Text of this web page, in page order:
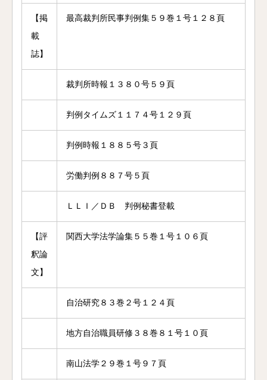
【掲
載
誌】
最高裁判所民事判例集５９巻１号１２８頁
裁判所時報１３８０号５９頁
判例タイムズ１１７４号１２９頁
判例時報１８８５号３頁
労働判例８８７号５頁
ＬＬＩ／ＤＢ 判例秘書登載
【評
釈論
文】
関西大学法学論集５５巻１号１０６頁
自治研究８３巻２号１２４頁
地方自治職員研修３８巻８１号１０頁
南山法学２９巻１号９７頁